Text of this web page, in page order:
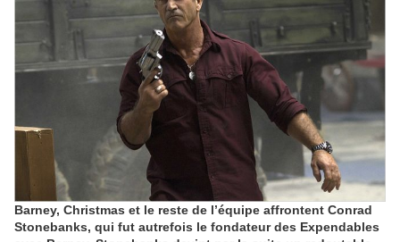
Barney, Christmas et le reste de l’équipe affrontent Conrad
Stonebanks, qui fut autrefois le fondateur des Expendables